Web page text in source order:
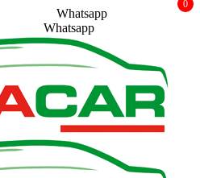
Whatsapp
Whatsapp
0